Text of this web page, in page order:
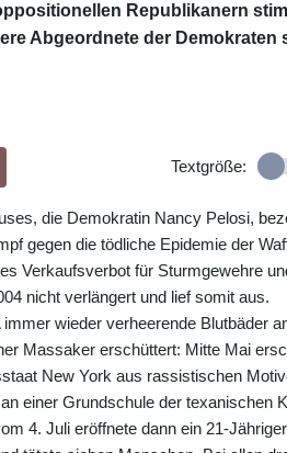
Republikanern
Abgeordnete der Demokraten
Textgröße:
die Demokratin Nancy Pelosi,
gegen die tödliche Epidemie der
Verkaufsverbot für Sturmgewehre
nicht verlängert und lief somit aus.
wieder verheerende Blutbäder
Massaker erschüttert: Mitte Mai
New York aus rassistischen
einer Grundschule der texanischen
4. Juli eröffnete dann ein 21-